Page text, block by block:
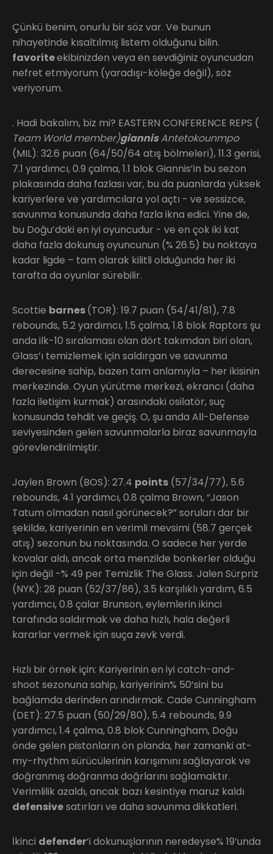
Çünkü benim, onurlu bir söz var. Ve bunun
nihayetinde kısaltılmış listem olduğunu bilin.
favoriteekibinizden veya en sevdiğiniz oyuncudan
nefret etmiyorum (yaradışı-köleğe değil), söz
veriyorum.
. Hadi bakalım, biz mi? EASTERN CONFERENCE REPS (
Team World member)giannisAntetokounmpo
(MIL): 32.6 puan (64/50/64 atış bölmeleri), 11.3 gerisi,
7.1 yardımcı, 0.9 çalma, 1.1 blok Giannis’in bu sezon
plakasında daha fazlası var, bu da puanlarda yüksek
kariyerlere ve yardımcılara yol açtı - ve sessizce,
savunma konusunda daha fazla ikna edici. Yine de,
bu Doğu’daki en iyi oyuncudur - ve en çok iki kat
daha fazla dokunuş oyuncunun (% 26.5) bu noktaya
kadar ligde – tam olarak kilitli olduğunda her iki
tarafta da oyunlar sürebilir.
Scottie barnes(TOR): 19.7 puan (54/41/81), 7.8
rebounds, 5.2 yardımcı, 1.5 çalma, 1.8 blok Raptors şu
anda ilk-10 sıralaması olan dört takımdan biri olan,
Glass’ı temizlemek için saldırgan ve savunma
derecesine sahip, bazen tam anlamıyla – her ikisinin
merkezinde. Oyun yürütme merkezi, ekrancı (daha
fazla iletişim kurmak) arasındaki osilatör, suç
konusunda tehdit ve geçiş. O, şu anda All-Defense
seviyesinden gelen savunmalarla biraz savunmayla
görevlendirilmiştir.
Jaylen Brown (BOS): 27.4 points (57/34/77), 5.6
rebounds, 4.1 yardımcı, 0.8 çalma Brown, “Jason
Tatum olmadan nasıl görünecek?” soruları dar bir
şekilde, kariyerinin en verimli mevsimi (58.7 gerçek
atış) sezonun bu noktasında. O sadece her yerde
kovalar aldı, ancak orta menzilde bonkerler olduğu
için değil -% 49 per Temizlik The Glass. Jalen Sürpriz
(NYK): 28 puan (52/37/86), 3.5 karşılıklı yardım, 6.5
yardımcı, 0.8 çalar Brunson, eylemlerin ikinci
tarafında saldırmak ve daha hızlı, hala değerli
kararlar vermek için suça zevk verdi.
Hızlı bir örnek için: Kariyerinin en iyi catch-and-
shoot sezonuna sahip, kariyerinin% 50’sini bu
bağlamda derinden arındırmak. Cade Cunningham
(DET): 27.5 puan (50/29/80), 5.4 rebounds, 9.9
yardımcı, 1.4 çalma, 0.8 blok Cunningham, Doğu
önde gelen pistonların ön planda, her zamanki at-
my-rhythm sürücülerinin karışımını sağlayarak ve
doğranmış doğranma doğrlarını sağlamaktır.
Verimlilik azaldı, ancak bazı kesintiye maruz kaldı
defensivesatırları ve daha savunma dikkatleri.
İkinci defender‘i dokunuşlarının neredeyse% 19’unda